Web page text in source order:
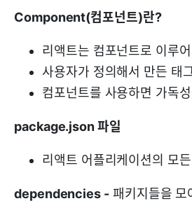
Component(컴포넌트)란?
리액트는 컴포넌트로 이루
사용자가 정의해서 만든 태
컴포넌트를 사용하면 가독
package.json 파일
리액트 어플리케이션의 모
dependencies - 패키지들을 모